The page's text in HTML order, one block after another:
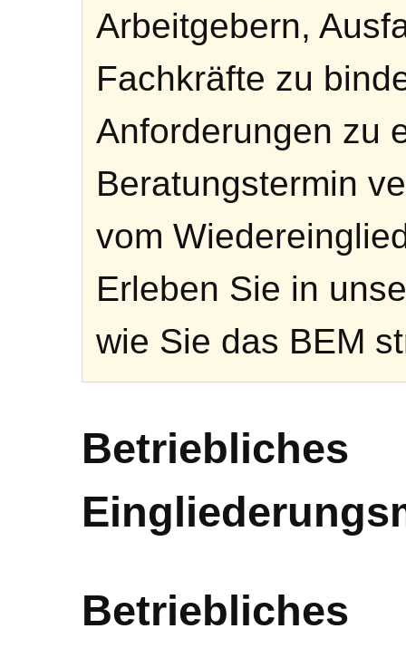
Arbeitgebern,
Fachkräfte zu
Anforderungen zu
Beratungstermin
vom
Erleben Sie in
wie Sie das BEM
Betriebliches
Betriebliches